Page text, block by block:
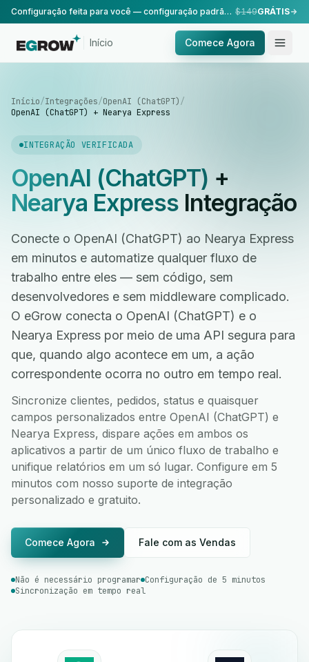
Configuração feita para você — configuração padrão, realizada pela nossa equipe. $149GRÁTIS
Início Comece Agora
Início/Integrações/OpenAI (ChatGPT)/
OpenAI (ChatGPT) + Nearya Express
INTEGRAÇÃO VERIFICADA
OpenAI (ChatGPT) +
Nearya ExpressIntegração
Conecte o OpenAI (ChatGPT) ao Nearya Express
em minutos e automatize qualquer fluxo de
trabalho entre eles — sem código, sem
desenvolvedores e sem middleware complicado.
O eGrow conecta o OpenAI (ChatGPT) e o
Nearya Express por meio de uma API segura para
que, quando algo acontece em um, a ação
correspondente ocorra no outro em tempo real.
Sincronize clientes, pedidos, status e quaisquer
campos personalizados entre OpenAI (ChatGPT) e
Nearya Express, dispare ações em ambos os
aplicativos a partir de um único fluxo de trabalho e
unifique relatórios em um só lugar. Configure em 5
minutos com nosso suporte de integração
personalizado e gratuito.
Comece Agora Fale com as Vendas
Não é necessário programar Configuração de 5 minutos
Sincronização em tempo real